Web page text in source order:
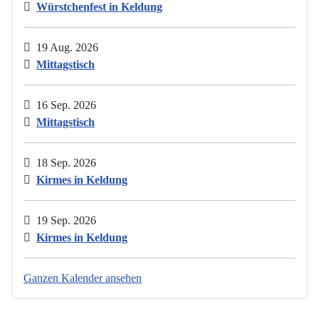
Würstchenfest in Keldung
19 Aug. 2026
Mittagstisch
16 Sep. 2026
Mittagstisch
18 Sep. 2026
Kirmes in Keldung
19 Sep. 2026
Kirmes in Keldung
Ganzen Kalender ansehen